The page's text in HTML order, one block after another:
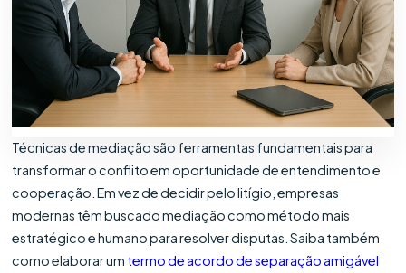
Técnicas de mediação são ferramentas fundamentais para
transformar o conflito em oportunidade de entendimento e
cooperação. Em vez de decidir pelo litígio, empresas
modernas têm buscado mediação como método mais
estratégico e humano para resolver disputas. Saiba também
como elaborar um termo de acordo de separação amigável